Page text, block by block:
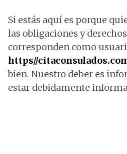
Si estás aquí es porque
las obligaciones y
corresponden como
https//
bien. Nuestro deber es
estar debidamente